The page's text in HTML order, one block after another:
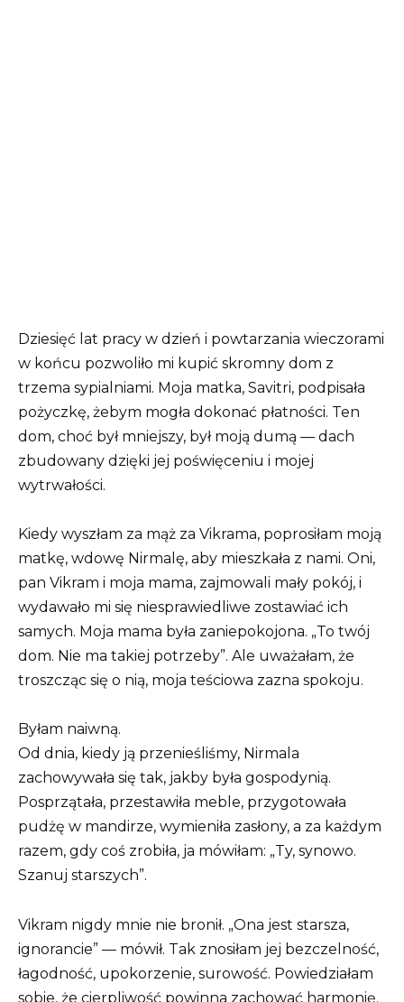
Dziesięć lat pracy w dzień i powtarzania wieczorami
w końcu pozwoliło mi kupić skromny dom z
trzema sypialniami. Moja matka, Savitri, podpisała
pożyczkę, żebym mogła dokonać płatności. Ten
dom, choć był mniejszy, był moją dumą — dach
zbudowany dzięki jej poświęceniu i mojej
wytrwałości.
Kiedy wyszłam za mąż za Vikrama, poprosiłam moją
matkę, wdowę Nirmalę, aby mieszkała z nami. Oni,
pan Vikram i moja mama, zajmowali mały pokój, i
wydawało mi się niesprawiedliwe zostawiać ich
samych. Moja mama była zaniepokojona. „To twój
dom. Nie ma takiej potrzeby”. Ale uważałam, że
troszcząc się o nią, moja teściowa zazna spokoju.
Byłam naiwną.
Od dnia, kiedy ją przenieśliśmy, Nirmala
zachowywała się tak, jakby była gospodynią.
Posprzątała, przestawiła meble, przygotowała
pudżę w mandirze, wymieniła zasłony, a za każdym
razem, gdy coś zrobiła, ja mówiłam: „Ty, synowo.
Szanuj starszych”.
Vikram nigdy mnie nie bronił. „Ona jest starsza,
ignorancie” — mówił. Tak znosiłam jej bezczelność,
łagodność, upokorzenie, surowość. Powiedziałam
sobie, że cierpliwość powinna zachować harmonię.